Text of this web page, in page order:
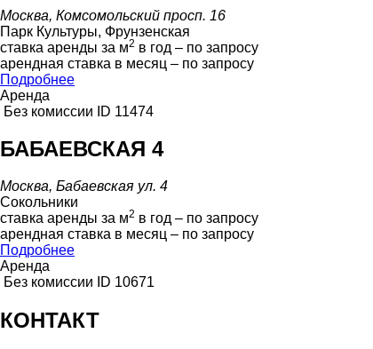
Москва, Комсомольский просп. 16
Парк Культуры, Фрунзенская
ставка аренды за м2 в год – по запросу
арендная ставка в месяц – по запросу
Подробнее
Аренда
Без комиссии
ID 11474
БАБАЕВСКАЯ 4
Москва, Бабаевская ул. 4
Сокольники
ставка аренды за м2 в год – по запросу
арендная ставка в месяц – по запросу
Подробнее
Аренда
Без комиссии
ID 10671
КОНТАКТ